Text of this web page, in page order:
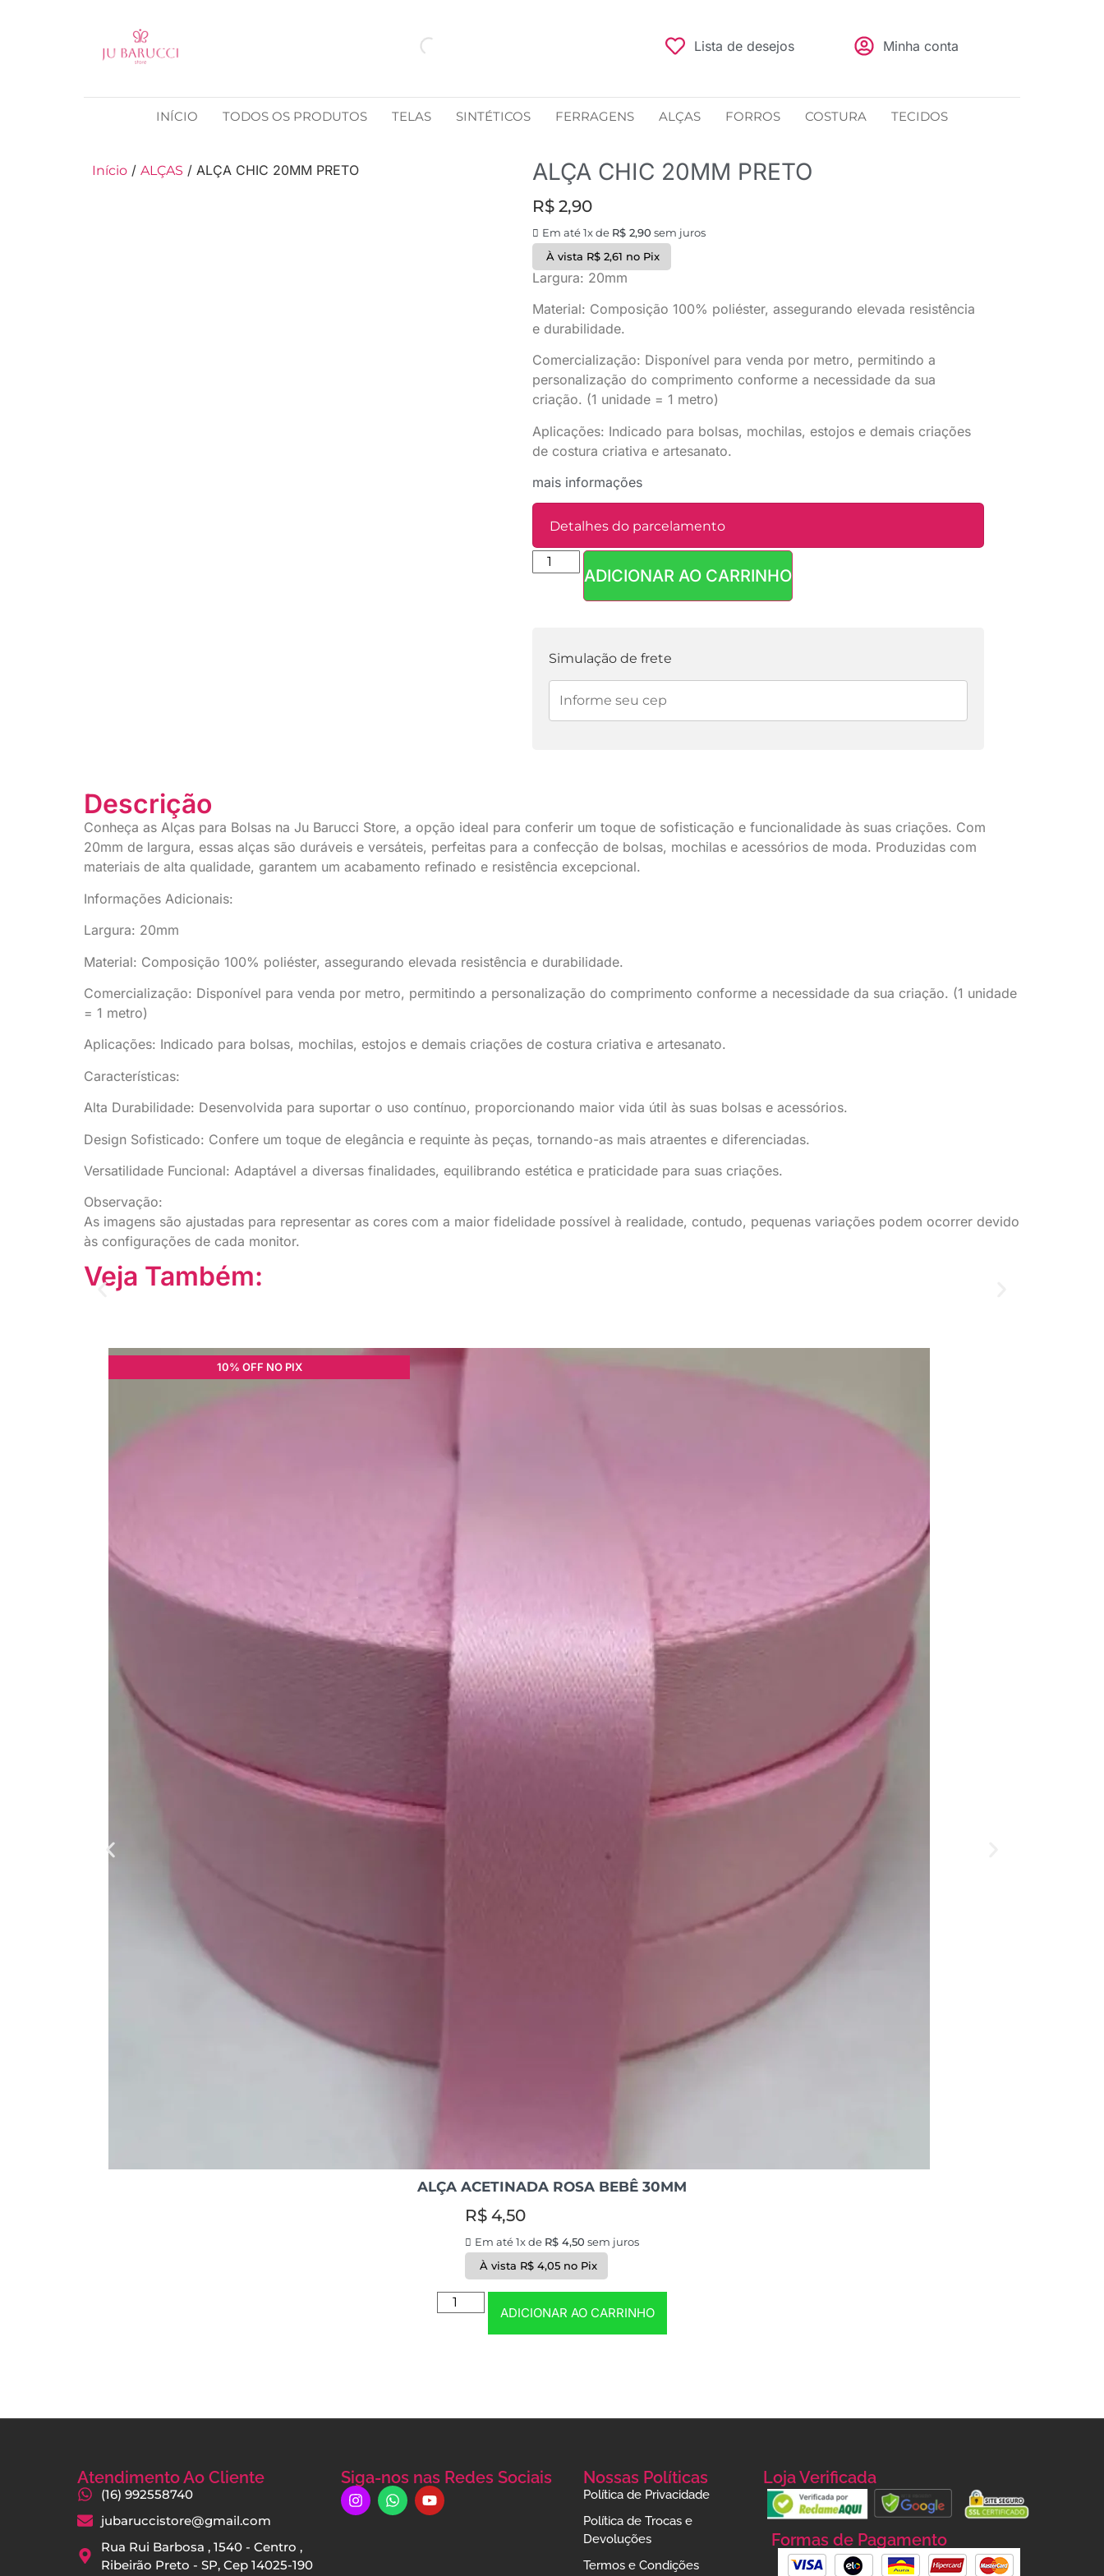
Lista de desejos Minha conta
INÍCIO TODOS OS PRODUTOS TELAS SINTÉTICOS FERRAGENS ALÇAS FORROS COSTURA TECIDOS
Início / ALÇAS / ALÇA CHIC 20MM PRETO ALÇA CHIC 20MM PRETO
R$2,90
Em até 1x de R$2,90 sem juros
À vista R$ 2,61 no Pix
Largura: 20mm
Material: Composição 100% poliéster, assegurando elevada resistência
e durabilidade.
Comercialização: Disponível para venda por metro, permitindo a
personalização do comprimento conforme a necessidade da sua
criação. (1 unidade = 1 metro)
Aplicações: Indicado para bolsas, mochilas, estojos e demais criações
de costura criativa e artesanato.
mais informações
Detalhes do parcelamento
Parcelas:ADICIONAR AO CARRINHO
Simulação de frete
Descrição
Conheça as Alças para Bolsas na Ju Barucci Store, a opção ideal para conferir um toque de sofisticação e funcionalidade às suas criações. Com
20mm de largura, essas alças são duráveis e versáteis, perfeitas para a confecção de bolsas, mochilas e acessórios de moda. Produzidas com
materiais de alta qualidade, garantem um acabamento refinado e resistência excepcional.
Informações Adicionais:
Largura: 20mm
Material: Composição 100% poliéster, assegurando elevada resistência e durabilidade.
Comercialização: Disponível para venda por metro, permitindo a personalização do comprimento conforme a necessidade da sua criação. (1 unidade
= 1 metro)
Aplicações: Indicado para bolsas, mochilas, estojos e demais criações de costura criativa e artesanato.
Características:
Alta Durabilidade: Desenvolvida para suportar o uso contínuo, proporcionando maior vida útil às suas bolsas e acessórios.
Design Sofisticado: Confere um toque de elegância e requinte às peças, tornando-as mais atraentes e diferenciadas.
Versatilidade Funcional: Adaptável a diversas finalidades, equilibrando estética e praticidade para suas criações.
Observação:
As imagens são ajustadas para representar as cores com a maior fidelidade possível à realidade, contudo, pequenas variações podem ocorrer devido
às configurações de cada monitor.
Veja Também:
10% OFF NO PIX
ALÇA ACETINADA ROSA BEBÊ 30MM
R$ 4,50
Em até 1x de R$ 4,50 sem juros
À vista R$4,05 no Pix
ADICIONAR AO CARRINHO
Atendimento Ao Cliente
(16) 992558740
jubaruccistore@gmail.com
Rua Rui Barbosa , 1540 - Centro ,
Ribeirão Preto - SP, Cep 14025-190
Siga-nos nas Redes Sociais Nossas Políticas
Política de Privacidade
Política de Trocas e
Devoluções
Termos e Condições
Loja Verificada
Formas de Pagamento